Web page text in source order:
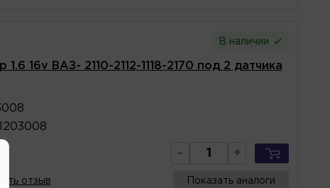
В наличии
1.6 16v ВАЗ- 2110-2112-1118-2170 под 2 датчика
- +
отзыв Показать аналоги